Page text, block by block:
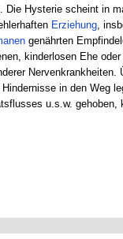
Die Hysterie scheint in
Erziehung,
genährten
kinderlosen Ehe
Nervenkrankheiten.
in den Weg
u.s.w. gehoben,